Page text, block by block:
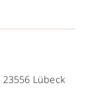
23556 Lübeck